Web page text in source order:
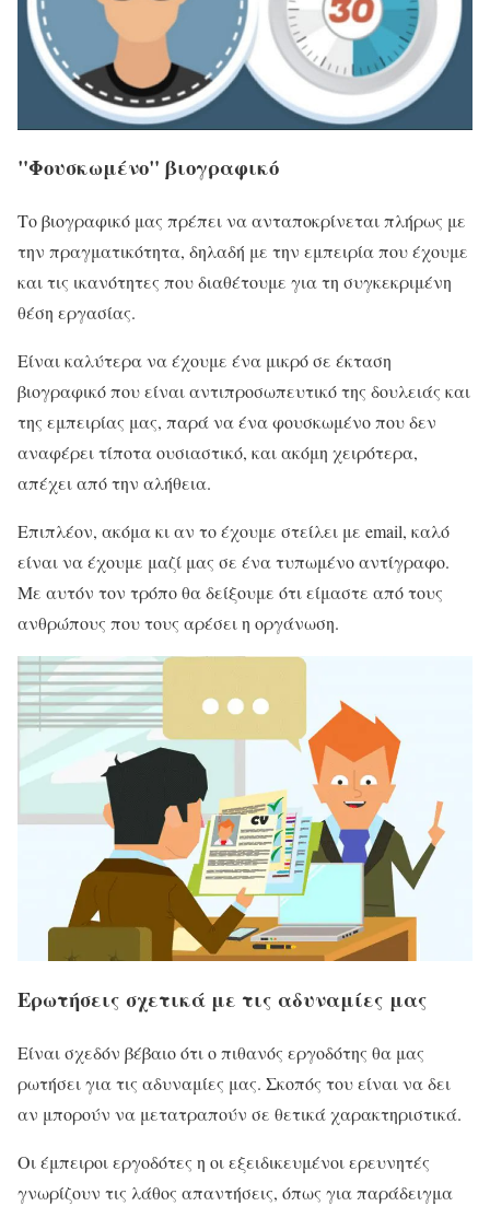
"Φουσκωμένο" βιογραφικό
Το βιογραφικό μας πρέπει να ανταποκρίνεται πλήρως με
την πραγματικότητα, δηλαδή με την εμπειρία που έχουμε
και τις ικανότητες που διαθέτουμε για τη συγκεκριμένη
θέση εργασίας.
Είναι καλύτερα να έχουμε ένα μικρό σε έκταση
βιογραφικό που είναι αντιπροσωπευτικό της δουλειάς και
της εμπειρίας μας, παρά να ένα φουσκωμένο που δεν
αναφέρει τίποτα ουσιαστικό, και ακόμη χειρότερα,
απέχει από την αλήθεια.
Επιπλέον, ακόμα κι αν το έχουμε στείλει με email, καλό
είναι να έχουμε μαζί μας σε ένα τυπωμένο αντίγραφο.
Με αυτόν τον τρόπο θα δείξουμε ότι είμαστε από τους
ανθρώπους που τους αρέσει η οργάνωση.
Ερωτήσεις σχετικά με τις αδυναμίες μας
Είναι σχεδόν βέβαιο ότι ο πιθανός εργοδότης θα μας
ρωτήσει για τις αδυναμίες μας. Σκοπός του είναι να δει
αν μπορούν να μετατραπούν σε θετικά χαρακτηριστικά.
Οι έμπειροι εργοδότες η οι εξειδικευμένοι ερευνητές
γνωρίζουν τις λάθος απαντήσεις, όπως για παράδειγμα